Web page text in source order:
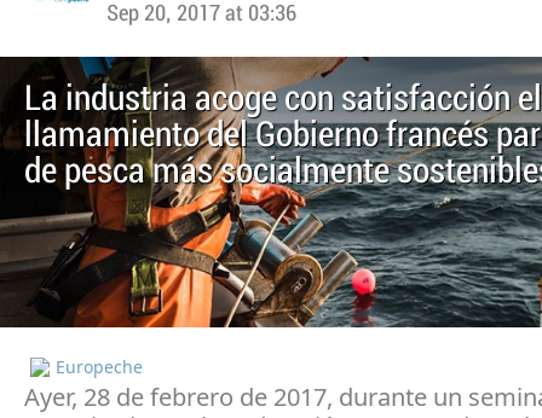
Sep 20, 2017 at 03:36
La industria acoge con satisfacción el
llamamiento del Gobierno francés
de pesca más socialmente
Europeche
Ayer, 28 de febrero de 2017, durante un